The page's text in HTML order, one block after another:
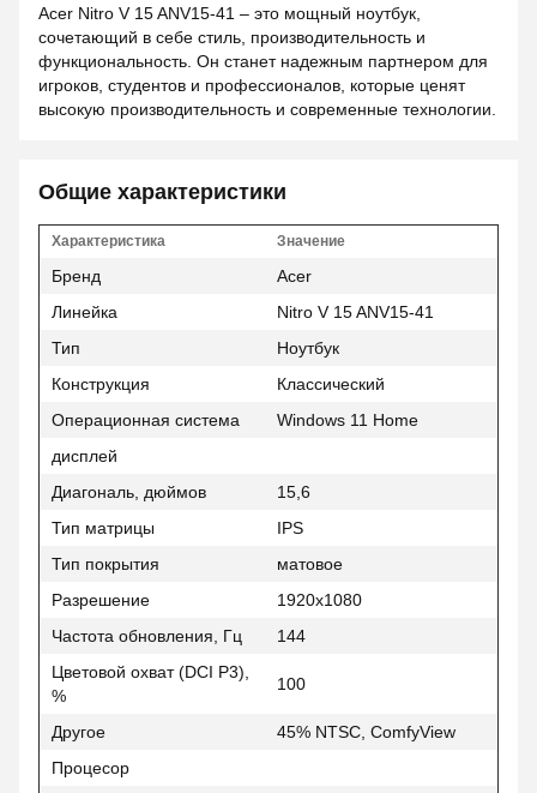
Acer Nitro V 15 ANV15-41 – это мощный ноутбук,
сочетающий в себе стиль, производительность и
функциональность. Он станет надежным партнером для
игроков, студентов и профессионалов, которые ценят
высокую производительность и современные технологии.
Общие характеристики
Характеристика Значение
Бренд
Acer
Линейка
Nitro V 15 ANV15-41
Тип
Ноутбук
Конструкция
Классический
Операционная система
Windows 11 Home
дисплей
Диагональ, дюймов
15,6
Тип матрицы
IPS
Тип покрытия
матовое
Разрешение
1920x1080
Частота обновления, Гц
144
Цветовой охват (DCI P3),
%
100
Другое
45% NTSC, ComfyView
Процесор